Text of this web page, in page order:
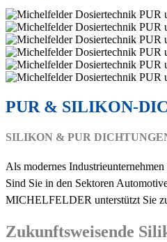
PUR & SILIKON-
SILIKON & PUR
Als modernes
Sind Sie in den Sektoren
MICHELFELDER unterstützt Sie
Zukunftsweisende